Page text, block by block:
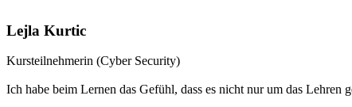
Lejla Kurtic
Kursteilnehmerin (Cyber Security)
Ich habe beim Lernen das Gefühl, dass es nicht nur um das